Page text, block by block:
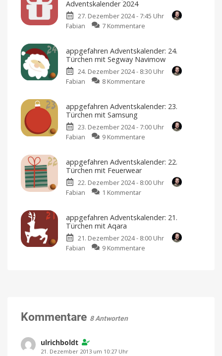
Adventskalender 2024
27. Dezember 2024 - 7:45 Uhr
Fabian
7 Kommentare
der
appgefahren
Adventskalender
noch
mehr
appgefahren Adventskalender: 24.
Türchen mit Segway Navimow
24. Dezember 2024 - 8:30 Uhr
Fabian
8 Kommentare
24.
mit
große
Finale
appgefahren Adventskalender: 23.
Türchen mit Samsung
23. Dezember 2024 - 7:00 Uhr
Fabian
9 Kommentare
23.
mit
bisschen
mehr
appgefahren Adventskalender: 22.
Türchen mit Feuerwear
22. Dezember 2024 - 8:00 Uhr
Fabian
1 Kommentarzu
22.
mit
Feuerwear
appgefahren Adventskalender: 21.
Türchen mit Aqara
21. Dezember 2024 - 8:00 Uhr
Fabian
9 Kommentare
Kommentare 8 Antworten
ulrichboldt
21. Dezember 2013 um 10:27 Uhr